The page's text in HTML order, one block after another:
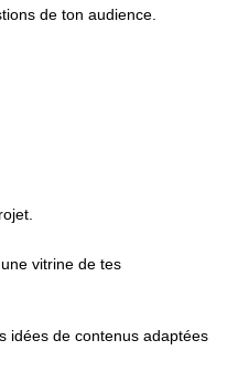
de ton audience.
vitrine de tes
idées de contenus adaptées